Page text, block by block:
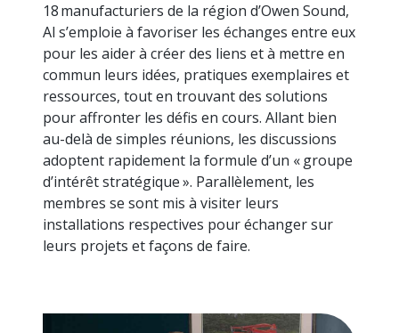
18 manufacturiers de la région d’Owen Sound,
Al s’emploie à favoriser les échanges entre eux
pour les aider à créer des liens et à mettre en
commun leurs idées, pratiques exemplaires et
ressources, tout en trouvant des solutions
pour affronter les défis en cours. Allant bien
au-delà de simples réunions, les discussions
adoptent rapidement la formule d’un « groupe
d’intérêt stratégique ». Parallèlement, les
membres se sont mis à visiter leurs
installations respectives pour échanger sur
leurs projets et façons de faire.